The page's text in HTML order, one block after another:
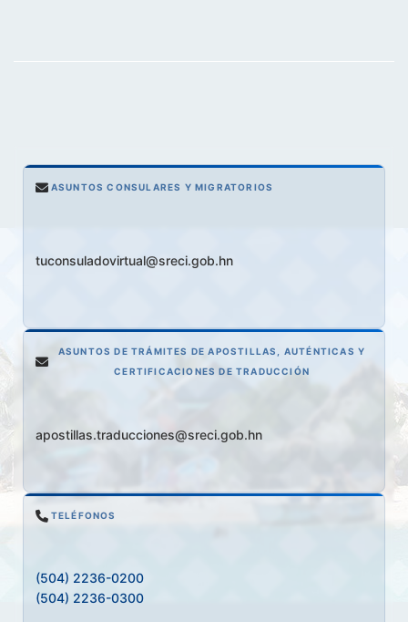
ASUNTOS CONSULARES Y MIGRATORIOS
tuconsuladovirtual@sreci.gob.hn
ASUNTOS DE TRÁMITES DE APOSTILLAS, AUTÉNTICAS Y
CERTIFICACIONES DE TRADUCCIÓN
apostillas.traducciones@sreci.gob.hn
TELÉFONOS
(504) 2236-0200
(504) 2236-0300